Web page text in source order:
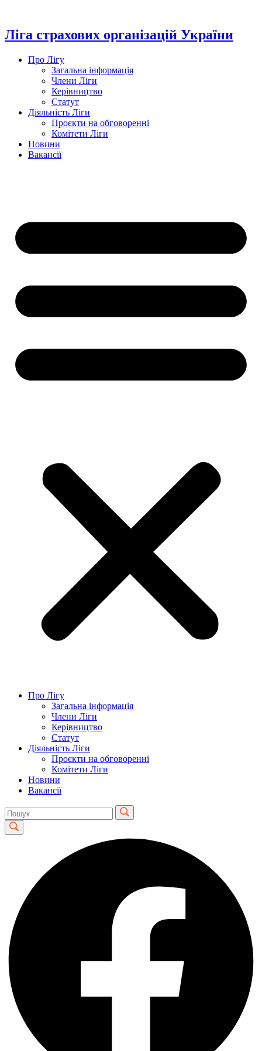
вмісту
Ліга страхових організацій України
Про Лігу
Загальна інформація
Члени Ліги
Керівництво
Статут
Діяльність Ліги
Проєкти на обговоренні
Комітети Ліги
Новини
Вакансії
Про Лігу
Загальна інформація
Члени Ліги
Керівництво
Статут
Діяльність Ліги
Проєкти на обговоренні
Комітети Ліги
Новини
Вакансії